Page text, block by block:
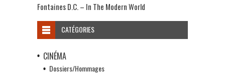
Fontaines D.C. – In The Modern World
CATÉGORIES
CINÉMA
Dossiers/Hommages